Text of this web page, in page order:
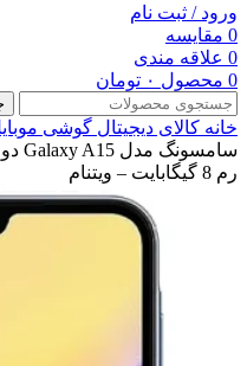
ورود / ثبت نام
0 مقایسه
0 علاقه مندی
0 محصول ۰ تومان
خانه کالای دیجیتال گوشی
رم 8 گیگابایت – ویتنام